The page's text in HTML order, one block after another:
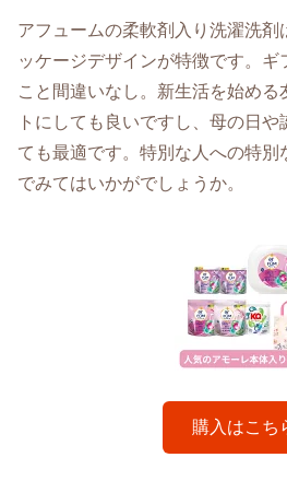
アフュームの柔軟剤入り洗濯洗
ッケージデザインが特徴です。ギ
こと間違いなし。新生活を始め
トにしても良いですし、母の日
ても最適です。特別な人への特別
でみてはいかがでしょうか。
購入はこち